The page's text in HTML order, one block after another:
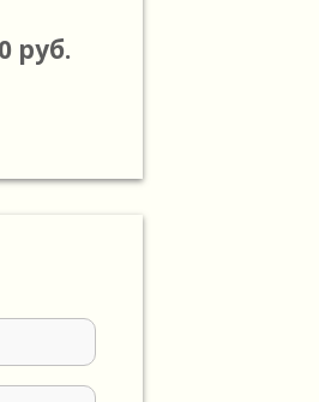
0 руб.